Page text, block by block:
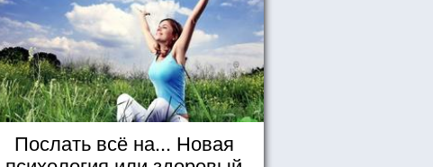
Послать всё на... Новая